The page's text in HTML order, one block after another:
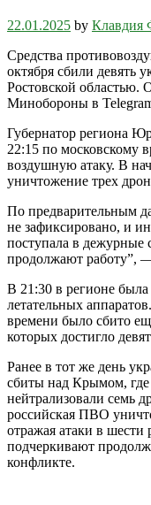
22.01.2025 by Клавдия
Средства
октября сбили девять
Ростовской областью.
Минобороны в
Губернатор региона
22:15 по московскому
воздушную атаку. В
уничтожение трех
По предварительным
не зафиксировано, и
поступала в дежурные
продолжают работу”,
В 21:30 в регионе была
летательных
времени было сбито
которых достигло
Ранее в тот же день
сбиты над Крымом,
нейтрализовали семь
российская ПВО
отражая атаки в
подчеркивают
конфликте.